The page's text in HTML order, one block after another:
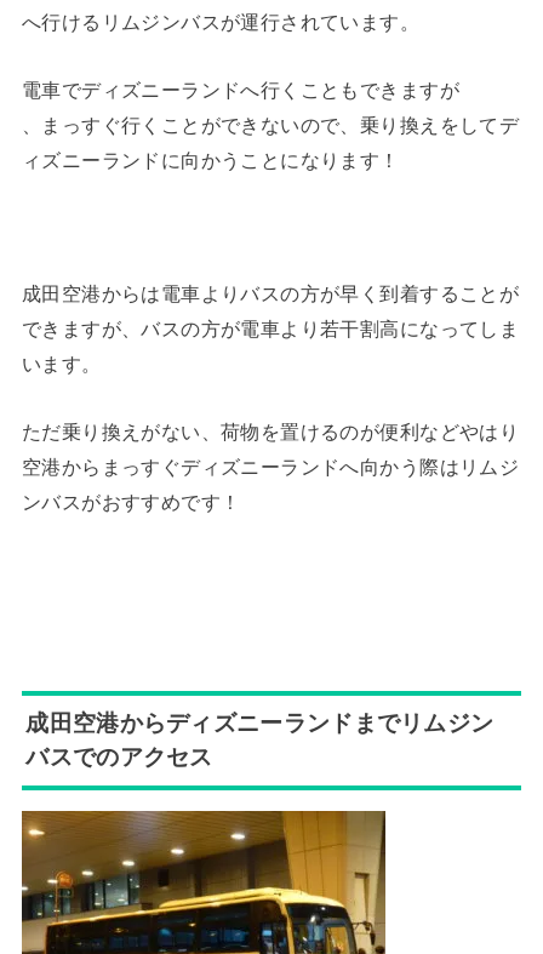
へ行けるリムジンバスが運行されています。
電車でディズニーランドへ行くこともできますが
、まっすぐ行くことができないので、乗り換えをしてデ
ィズニーランドに向かうことになります！
成田空港からは電車よりバスの方が早く到着することが
できますが、バスの方が電車より若干割高になってしま
います。
ただ乗り換えがない、荷物を置けるのが便利などやはり
空港からまっすぐディズニーランドへ向かう際はリムジ
ンバスがおすすめです！
成田空港からディズニーランドまでリムジン
バスでのアクセス